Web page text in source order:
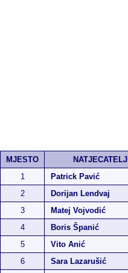
MJESTO NATJECATELJ
1
Patrick Pavić
2
Dorijan Lendvaj
3
Matej Vojvodić
4
Boris Španić
5
Vito Anić
6
Sara Lazarušić